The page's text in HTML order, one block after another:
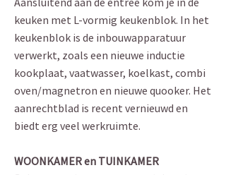
keuken met L-vormig keukenblok. In het
keukenblok is de inbouwapparatuur
verwerkt, zoals een nieuwe inductie
kookplaat, vaatwasser, koelkast, combi
oven/magnetron en nieuwe quooker. Het
aanrechtblad is recent vernieuwd en
biedt erg veel werkruimte.
WOONKAMER en TUINKAMER